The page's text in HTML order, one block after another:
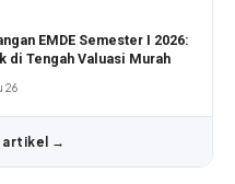
EMDE Semester I 2026:
di Tengah Valuasi Murah
26
artikel →